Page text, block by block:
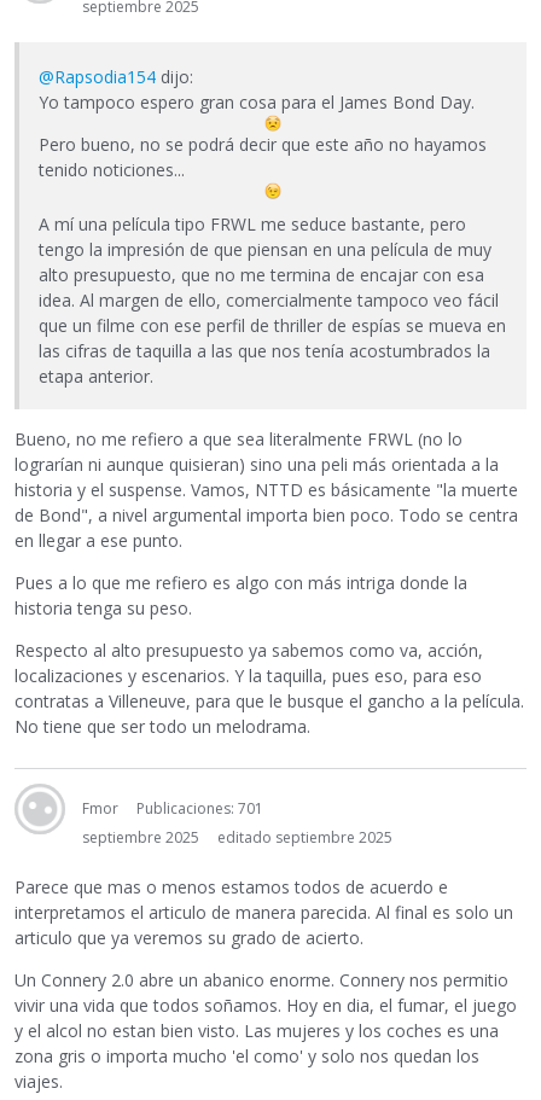
septiembre 2025
@Rapsodia154 dijo:
Yo tampoco espero gran cosa para el James Bond Day.
Pero bueno, no se podrá decir que este año no hayamos
tenido noticiones...
A mí una película tipo FRWL me seduce bastante, pero
tengo la impresión de que piensan en una película de muy
alto presupuesto, que no me termina de encajar con esa
idea. Al margen de ello, comercialmente tampoco veo fácil
que un filme con ese perfil de thriller de espías se mueva en
las cifras de taquilla a las que nos tenía acostumbrados la
etapa anterior.
Bueno, no me refiero a que sea literalmente FRWL (no lo
lograrían ni aunque quisieran) sino una peli más orientada a la
historia y el suspense. Vamos, NTTD es básicamente "la muerte
de Bond", a nivel argumental importa bien poco. Todo se centra
en llegar a ese punto.
Pues a lo que me refiero es algo con más intriga donde la
historia tenga su peso.
Respecto al alto presupuesto ya sabemos como va, acción,
localizaciones y escenarios. Y la taquilla, pues eso, para eso
contratas a Villeneuve, para que le busque el gancho a la película.
No tiene que ser todo un melodrama.
Fmor
Publicaciones: 701
septiembre 2025
editado septiembre 2025
Parece que mas o menos estamos todos de acuerdo e
interpretamos el articulo de manera parecida. Al final es solo un
articulo que ya veremos su grado de acierto.
Un Connery 2.0 abre un abanico enorme. Connery nos permitio
vivir una vida que todos soñamos. Hoy en dia, el fumar, el juego
y el alcol no estan bien visto. Las mujeres y los coches es una
zona gris o importa mucho 'el como' y solo nos quedan los
viajes.